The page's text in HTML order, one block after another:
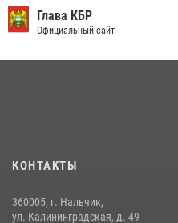
округе Росгвардии
09 июля 2026, 08:36
В Кабардино-Балкарии при
Глава КБР
Официальный сайт
КОНТАКТЫ
360005, г. Нальчик,
ул. Калининградская, д. 49